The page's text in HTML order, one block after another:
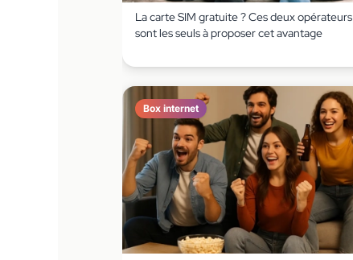
La carte SIM gratuite ? Ces deux opérateurs
sont les seuls à proposer cet avantage
Box internet